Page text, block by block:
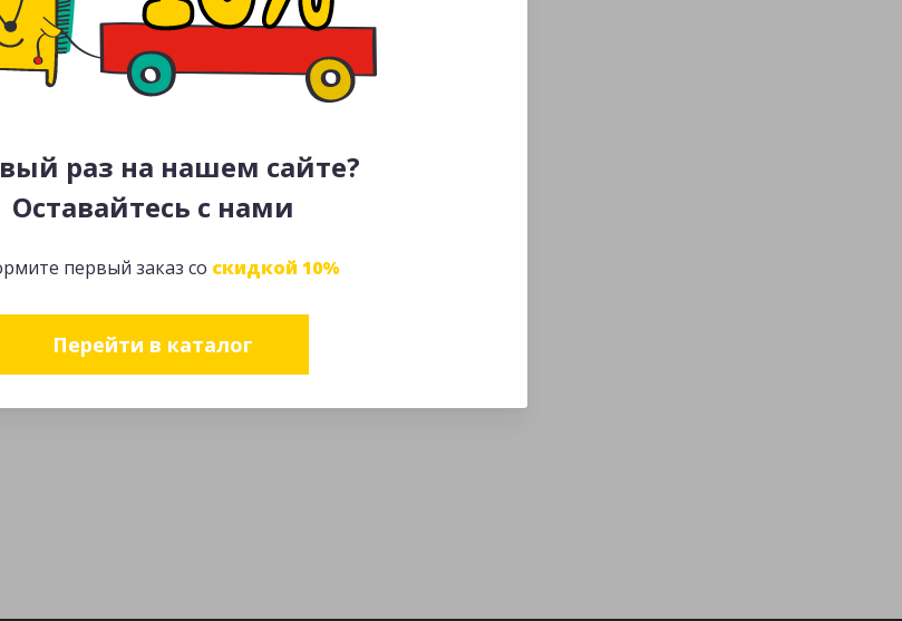
раз на нашем сайте?
Оставайтесь с нами
первый заказ со скидкой 10%
Перейти в каталог